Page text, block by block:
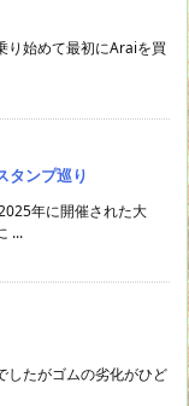
り始めて最初にAraiを買
タンプ巡り
年に開催された大
...
したがゴムの劣化がひど